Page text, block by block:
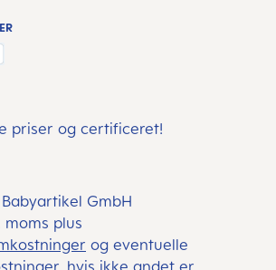
GmbH
plus
og eventuelle
hvis ikke andet er
priser og certificeret!